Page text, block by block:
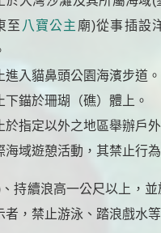
至 八寶公主 廟)從事插設
進入貓鼻頭公園海濱步道。
下錨於珊瑚（礁）體上。
於指定以外之地區舉辦戶
海域遊憩活動，其禁止行為
持續浪高一公尺以上，
者，禁止游泳、踏浪戲水等